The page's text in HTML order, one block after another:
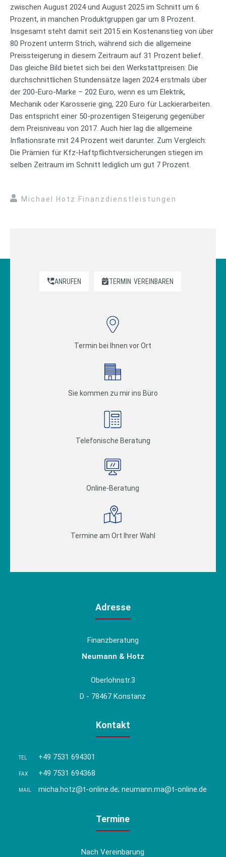
zwischen August 2024 und August 2025 im Schnitt um 6
Prozent, in manchen Produktgruppen gar um 8 Prozent.
Insgesamt steht damit seit 2015 ein Kostenanstieg von über
80 Prozent unterm Strich, während sich die allgemeine
Preissteigerung in diesem Zeitraum auf 31 Prozent belief.
Das gleiche Bild bietet sich bei den Werkstattpreisen: Die
durchschnittlichen Stundensätze lagen 2024 erstmals über
der 200-Euro-Marke – 202 Euro, wenn es um Elektrik,
Mechanik oder Karosserie ging, 220 Euro für Lackierarbeiten.
Das entspricht einer 50-prozentigen Steigerung gegenüber
dem Preisniveau von 2017. Auch hier lag die allgemeine
Inflationsrate mit 24 Prozent weit darunter. Zum Vergleich:
Die Prämien für Kfz-Haftpflichtversicherungen stiegen im
selben Zeitraum im Schnitt lediglich um gut 7 Prozent.
Michael Hotz Finanzdienstleistungen
ANRUFEN TERMIN VEREINBAREN
Termin bei Ihnen vor Ort
Sie kommen zu mir ins Büro
Telefonische Beratung
Online-Beratung
Termine am Ort Ihrer Wahl
Adresse
Finanzberatung
Neumann & Hotz
Oberlohnstr.3
D - 78467 Konstanz
Kontakt
TEL +49 7531 694301
FAX +49 7531 694368
MAIL micha.hotz@t-online.de; neumann.ma@t-online.de
Termine
Nach Vereinbarung